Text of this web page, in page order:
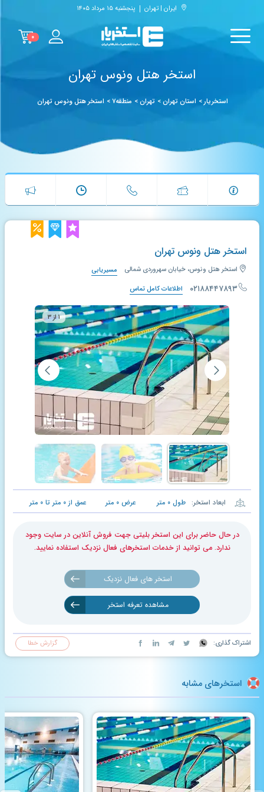
ایران | تهران پنجشنبه ۱۵ مرداد ۱۴۰۵
۰
استخر هتل ونوس تهران
استخریار> استان تهران> تهران> منطقه۷ > استخر هتل ونوس تهران
استخر هتل ونوس تهران
استخر هتل ونوس، خیابان سهروردی شمالی مسیریابی
۰۲۱۸۸۴۴۷۸۹۳ اطلاعات کامل تماس
۱ از ۳
ابعاد استخر: طول ۰ متر عرض۰ متر عمق از۰ متر تا۰ متر
در حال حاضر برای این استخر بلیتی جهت فروش آنلاین در سایت وجود
ندارد. می توانید از خدمات استخرهای فعال نزدیک استفاده نمایید.
استخر های فعال نزدیک
مشاهده تعرفه استخر
اشتراک گذاری: گزارش خطا
استخرهای مشابه